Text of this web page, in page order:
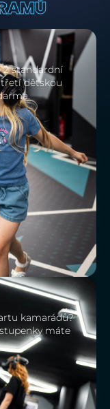
2 standardní
třetí dětskou
kamarádů?
máte